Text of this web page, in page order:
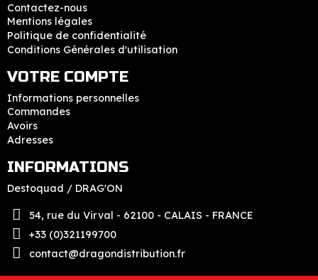
Contactez-nous
Mentions légales
Politique de confidentialité
Conditions Générales d'utilisation
VOTRE COMPTE
Informations personnelles
Commandes
Avoirs
Adresses
INFORMATIONS
Destoquad / DRAG'ON
54, rue du Virval - 62100 - CALAIS - FRANCE
+33 (0)321199700
contact@dragondistribution.fr